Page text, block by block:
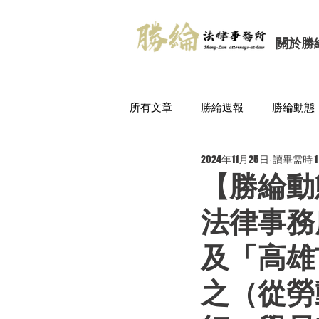
關於勝
所有文章 勝綸週報 勝綸動態
【勝綸
法律事
及「高
之（從
2024年11月25日 讀畢需時